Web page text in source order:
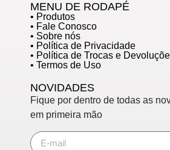
MENU DE RODAPÉ
• Produtos
• Fale Conosco
• Sobre nós
• Política de Privacidade
• Política de Trocas e
• Termos de Uso
NOVIDADES
Fique por dentro de todas as
em primeira mão